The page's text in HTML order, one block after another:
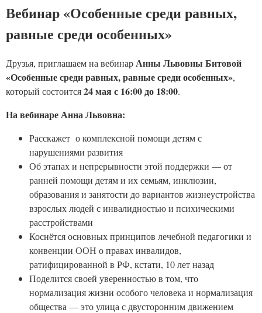
Вебинар «Особенные среди равных,
равные среди особенных»
Друзья, приглашаем на вебинарАнны Львовны Битовой
«Особенные среди равных, равные среди особенных»,
который состоится24 мая с 16:00 до 18:00.
На вебинаре Анна Львовна:
Расскажет о комплексной помощи детям с
нарушениями развития
Об этапах и непрерывности этой поддержки — от
ранней помощи детям и их семьям, инклюзии,
образования и занятости до вариантов жизнеустройства
взрослых людей с инвалидностью и психическими
расстройствами
Коснётся основных принципов лечебной педагогики и
конвенции ООН о правах инвалидов,
ратифицированной в РФ, кстати, 10 лет назад
Поделится своей уверенностью в том, что
нормализация жизни особого человека и нормализация
общества — это улица с двусторонним движением